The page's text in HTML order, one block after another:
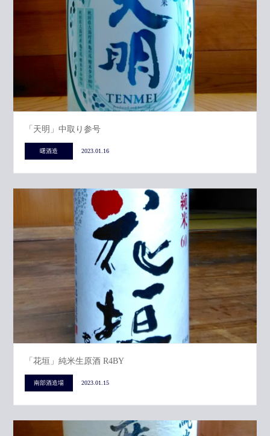
「天明」中取り参号
曙酒造 2023.01.16
「花垣」純米生原酒 R4BY
南部酒造場 2023.01.15